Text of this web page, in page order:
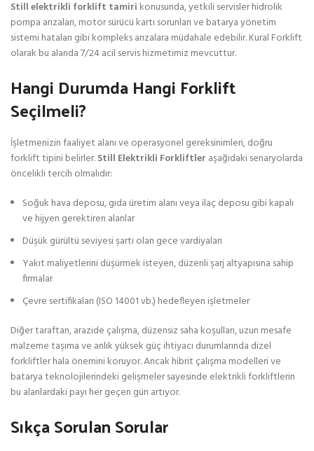
Still elektrikli forklift tamiri konusunda, yetkili servisler hidrolik
pompa arızaları, motor sürücü kartı sorunları ve batarya yönetim
sistemi hataları gibi kompleks arızalara müdahale edebilir. Kural Forklift
olarak bu alanda 7/24 acil servis hizmetimiz mevcuttur.
Hangi Durumda Hangi Forklift
Seçilmeli?
İşletmenizin faaliyet alanı ve operasyonel gereksinimleri, doğru
forklift tipini belirler.Still Elektrikli Forkliftler aşağıdaki senaryolarda
öncelikli tercih olmalıdır:
Soğuk hava deposu, gıda üretim alanı veya ilaç deposu gibi kapalı
ve hijyen gerektiren alanlar
Düşük gürültü seviyesi şartı olan gece vardiyaları
Yakıt maliyetlerini düşürmek isteyen, düzenli şarj altyapısına sahip
firmalar
Çevre sertifikaları (ISO 14001 vb.) hedefleyen işletmeler
Diğer taraftan, arazide çalışma, düzensiz saha koşulları, uzun mesafe
malzeme taşıma ve anlık yüksek güç ihtiyacı durumlarında dizel
forkliftler hala önemini koruyor. Ancak hibrit çalışma modelleri ve
batarya teknolojilerindeki gelişmeler sayesinde elektrikli forkliftlerin
bu alanlardaki payı her geçen gün artıyor.
Sıkça Sorulan Sorular